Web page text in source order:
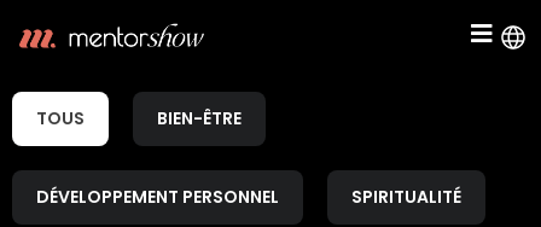
TOUS BIEN-ÊTRE
DÉVELOPPEMENT PERSONNEL SPIRITUALITÉ